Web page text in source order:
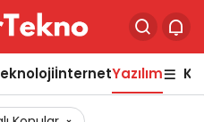
İnternetYazılım